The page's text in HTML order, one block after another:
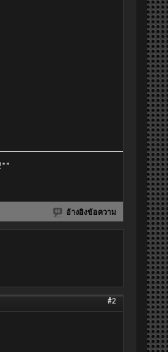
อ้างอิงข้อความ
#2